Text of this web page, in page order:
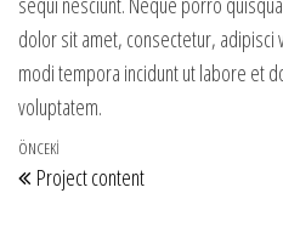
dolor sit amet, consectetur, adipisci
modi tempora incidunt ut labore et
voluptatem.
Yazı gezinmesi
Önceki Yazı
ÖNCEKI
Project content